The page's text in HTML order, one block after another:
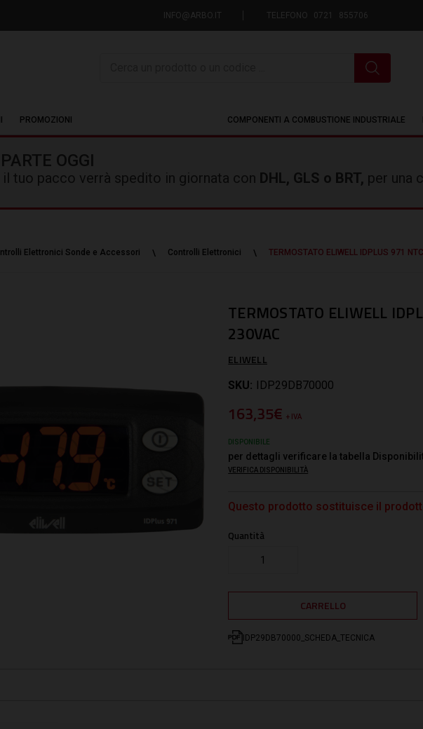
INFO@ARBO.IT TELEFONO 0721 855706
PROMOZIONI COMPONENTI A COMBUSTIONE INDUSTRIALE
OGGI
il tuo pacco verrà spedito in giornata con DHL, GLS o BRT, per una
Elettronici Sonde e Accessori Controlli Elettronici TERMOSTATO ELIWELL IDPLUS 971
TERMOSTATO ELIWELL
230VAC
ELIWELL
SKU: IDP29DB70000
163,35€+ IVA
DISPONIBILE
per dettagli verificare la tabella
VERIFICA DISPONIBILITÀ
Questo prodotto sostituisce il
Quantità
IDP29DB70000_SCHEDA_TECNICA